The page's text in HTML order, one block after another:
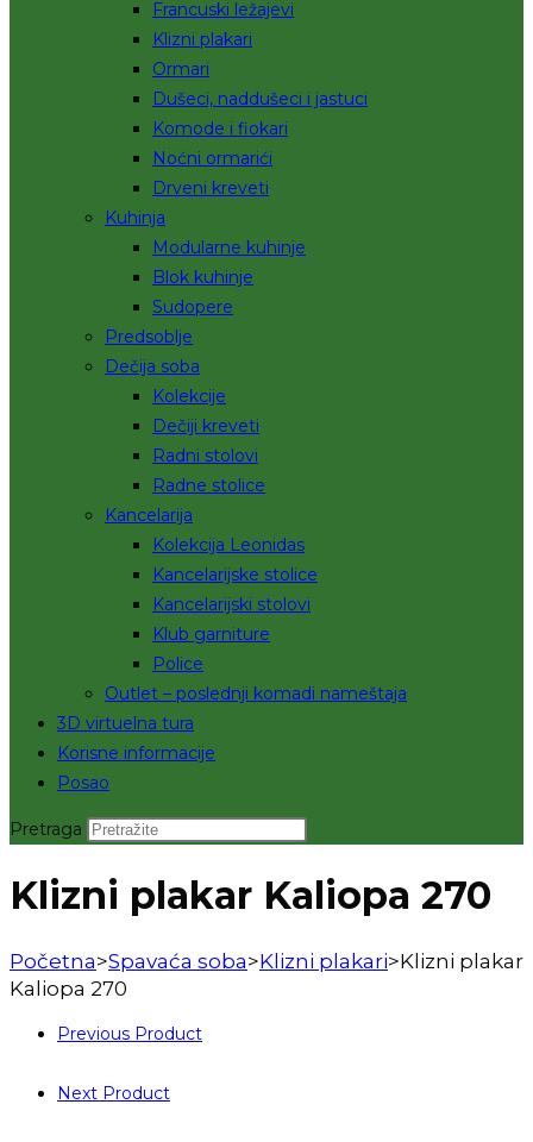
Francuski ležajevi
Klizni plakari
Ormari
Dušeci, naddušeci i jastuci
Komode i fiokari
Noćni ormarići
Drveni kreveti
Kuhinja
Modularne kuhinje
Blok kuhinje
Sudopere
Predsoblje
Dečija soba
Kolekcije
Dečiji kreveti
Radni stolovi
Radne stolice
Kancelarija
Kolekcija Leonidas
Kancelarijske stolice
Kancelarijski stolovi
Klub garniture
Police
Outlet – poslednji komadi nameštaja
3D virtuelna tura
Korisne informacije
Posao
Pretraga
Klizni plakar Kaliopa 270
Početna>Spavaća soba>Klizni plakari>Klizni plakar
Kaliopa 270
Previous Product
Next Product